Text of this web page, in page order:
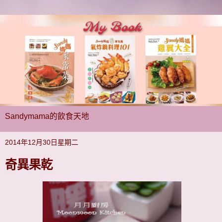
Sandymama的飲食天地
2014年12月30日星期二
奇異果乾